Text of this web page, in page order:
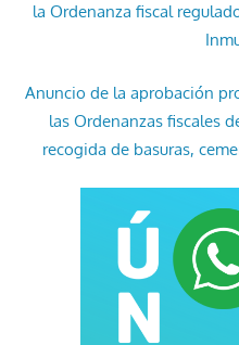
la Ordenanza fiscal
Anuncio de la aprobación
las Ordenanzas fiscales
recogida de basuras,